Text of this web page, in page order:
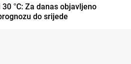
°C: Za danas objavljeno
do srijede